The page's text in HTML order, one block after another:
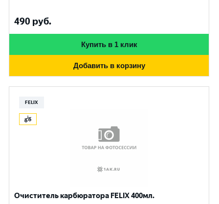
490 руб.
Купить в 1 клик
Добавить в корзину
FELIX
Очиститель карбюратора FELIX 400мл.